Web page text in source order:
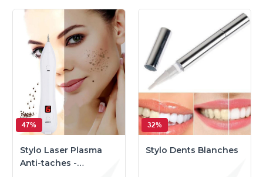
47%
Stylo Laser Plasma
Anti-taches -
32%
Stylo Dents Blanches